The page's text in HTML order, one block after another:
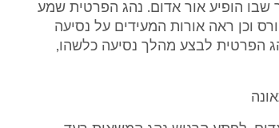
שבו הופיע אור אדום. נהג הפרטית שמע
וכן ראה אורות המעידים על נסיעה
הפרטית לבצע מהלך נסיעה כלשהו,